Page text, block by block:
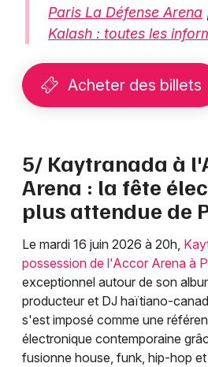
Paris La Défense Arena
Kalash : toutes les
Acheter des billets
5/ Kaytranada à
Arena : la fête
plus attendue de
Le mardi 16 juin 2026 à 20h,
possession de l'Accor Arena à
exceptionnel autour de son
producteur et DJ haïtiano-
s'est imposé comme une
électronique contemporaine
fusionne house, funk, hip-hop